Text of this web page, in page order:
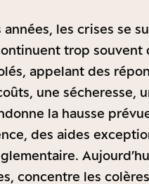
années, les crises se
trop souvent
appelant des
une sécheresse,
la hausse
des aides
concentre les